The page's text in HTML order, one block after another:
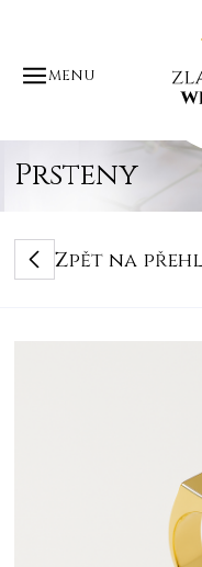
MENU
Prsteny
Zpět na